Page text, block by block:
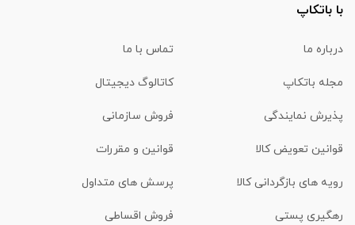
با باتکاپ
درباره ما تماس با ما
مجله باتکاپ کاتالوگ دیجیتال
پذیرش نمایندگی فروش سازمانی
قوانین تعویض کالا قوانین و مقررات
رویه های بازگردانی کالا پرسش های متداول
رهگیری پستی فروش اقساطی